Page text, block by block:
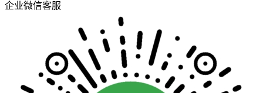
企业微信客服